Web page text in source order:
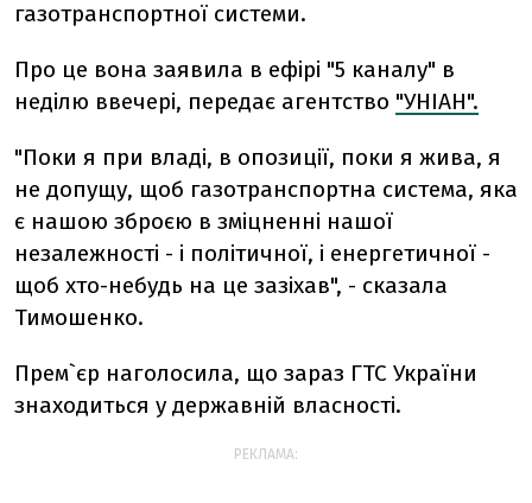
газотранспортної системи.
Про це вона заявила в ефірі "5 каналу" в
неділю ввечері, передає агентство "УНІАН".
"Поки я при владі, в опозиції, поки я жива, я
не допущу, щоб газотранспортна система, яка
є нашою зброєю в зміцненні нашої
незалежності - і політичної, і енергетичної -
щоб хто-небудь на це зазіхав", - сказала
Тимошенко.
Прем`єр наголосила, що зараз ГТС України
знаходиться у державній власності.
РЕКЛАМА: